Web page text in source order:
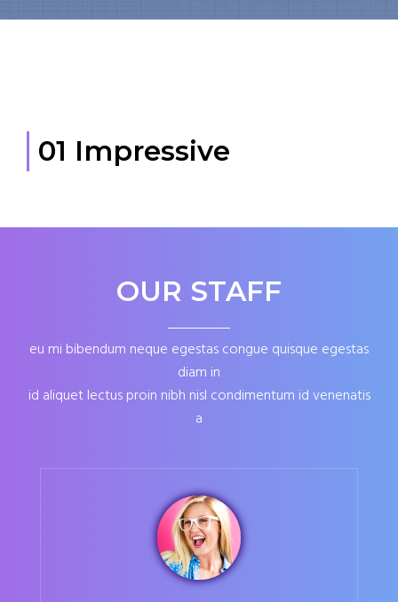
01 Impressive
OUR STAFF
eu mi bibendum neque egestas congue quisque egestas
diam in
id aliquet lectus proin nibh nisl condimentum id venenatis
a